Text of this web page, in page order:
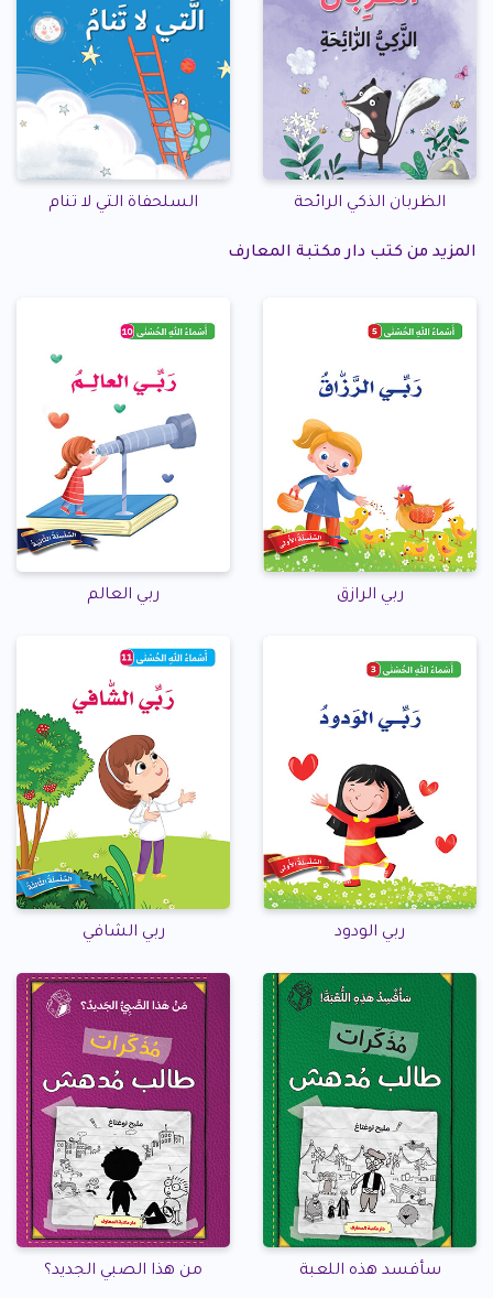
الظربان الذكي الرائحة السلحفاة التي لا تنام
المزيد من كتب دار مكتبة المعارف
ربي الرازق ربي العالم
ربي الودود ربي الشافي
سأفسد هذه اللعبة من هذا الصبي الجديد؟